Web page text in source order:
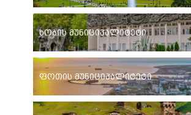
ხობის მუნიციპალიტეტი
ფოთის მუნიციპალიტეტი